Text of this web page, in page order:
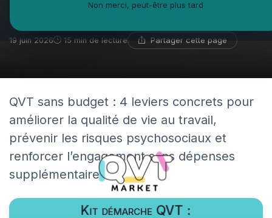
changent le quotidien
19 juin 2026 15 min de lecture Partager cette page
QVT sans budget : 4 leviers concrets pour
améliorer la qualité de vie au travail,
prévenir les risques psychosociaux et
renforcer l’engagement sans dépenses
supplémentaires.
Kit démarche QVT :
Non merci, peut-être plus tard